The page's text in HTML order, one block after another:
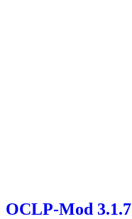
OCLP-Mod 3.1.7